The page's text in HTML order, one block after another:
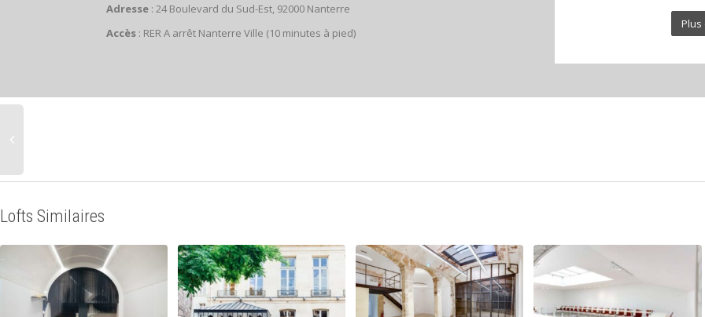
Adresse: 24 Boulevard du Sud-Est, 92000 Nanterre
Accès: RER A arrêt Nanterre Ville (10 minutes à pied)
Plus
Lofts Similaires